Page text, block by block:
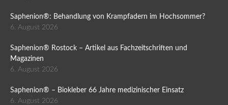
Saphenion®: Behandlung von Krampfadern im Hochsommer?
6. August 2026
Saphenion® Rostock – Artikel aus Fachzeitschriften und
Magazinen
6. August 2026
Saphenion® – Biokleber 66 Jahre medizinischer Einsatz
6. August 2026